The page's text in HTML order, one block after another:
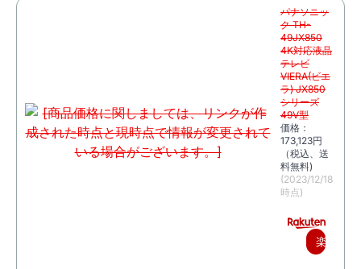
パナソニッ
ク TH-
49JX850
4K対応液晶
テレビ
VIERA(ビエ
ラ) JX850
シリーズ
49V型
価格：
173,123円
（税込、送
料無料)
(2023/12/18
時点)
楽